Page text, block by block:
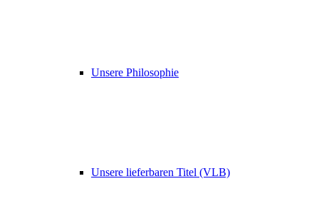
Unsere Philosophie
Unsere lieferbaren Titel (VLB)